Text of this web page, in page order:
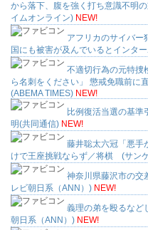
から落下、腹を強く打ち意識不
イムオンライン) NEW!
アフリカのサイバー
国にも被害が及んでいるとインタ
不適切行為の元特捜
ら名刺をください」 懲戒免職前に
(ABEMA TIMES) NEW!
比例復活当選の基
明(共同通信) NEW!
藤井聡太六冠「悪
けで王座挑戦ならず／将棋 (サン
神奈川県藤沢市の
レビ朝日系（ANN）) NEW!
義理の弟を殴るな
朝日系（ANN）) NEW!